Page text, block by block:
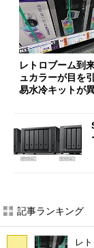
レトロブーム到
ュカラーが目を
易水冷キットが
記事ランキング
レ